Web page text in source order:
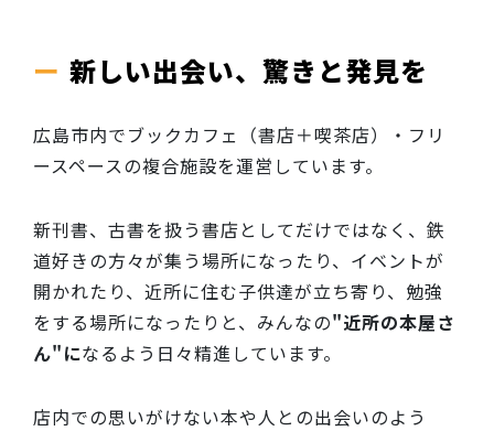
新しい出会い、驚きと発見を
広島市内でブックカフェ（書店＋喫茶店）・フリ
ースペースの複合施設を運営しています。
新刊書、古書を扱う書店としてだけではなく、鉄
道好きの方々が集う場所になったり、イベントが
開かれたり、近所に住む子供達が立ち寄り、勉強
をする場所になったりと、みんなの"近所の本屋さ
ん"になるよう日々精進しています。
店内での思いがけない本や人との出会いのよう